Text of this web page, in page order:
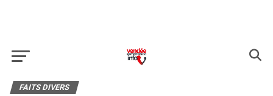
FAITS DIVERS